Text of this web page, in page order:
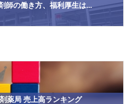
師の働き方、福利厚生は...
薬局 売上高ランキング